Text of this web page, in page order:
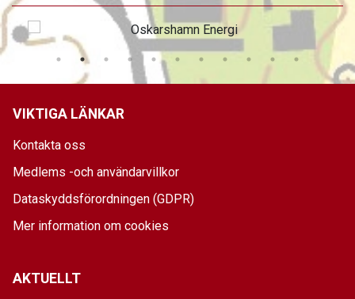
VIKTIGA LÄNKAR
Kontakta oss
Medlems -och användarvillkor
Dataskyddsförordningen (GDPR)
Mer information om cookies
AKTUELLT